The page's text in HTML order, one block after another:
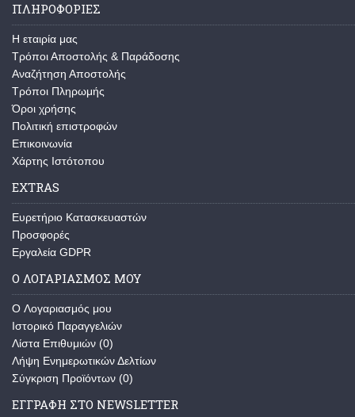
ΠΛΗΡΟΦΟΡΊΕΣ
Η εταιρία μας
Τρόποι Αποστολής & Παράδοσης
Αναζήτηση Αποστολής
Τρόποι Πληρωμής
Όροι χρήσης
Πολιτική επιστροφών
Επικοινωνία
Χάρτης Ιστότοπου
EXTRAS
Ευρετήριο Κατασκευαστών
Προσφορές
Εργαλεία GDPR
Ο ΛΟΓΑΡΙΑΣΜΌΣ ΜΟΥ
O Λογαριασμός μου
Ιστορικό Παραγγελιών
Λίστα Επιθυμιών (0)
Λήψη Ενημερωτικών Δελτίων
Σύγκριση Προϊόντων (0)
ΕΓΓΡΑΦΉ ΣΤΟ NEWSLETTER